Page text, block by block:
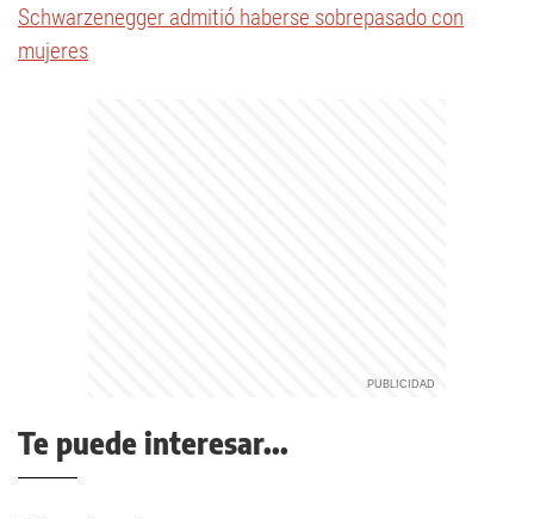
Schwarzenegger admitió haberse sobrepasado con
mujeres
Te puede interesar...